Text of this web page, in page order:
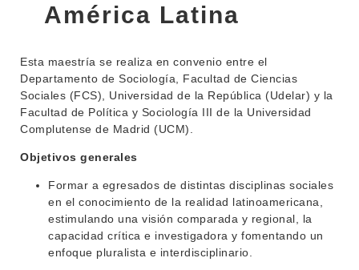
América Latina
Esta maestría se realiza en convenio entre el
Departamento de Sociología, Facultad de Ciencias
Sociales (FCS), Universidad de la República (Udelar) y la
Facultad de Política y Sociología III de la Universidad
Complutense de Madrid (UCM).
Objetivos generales
Formar a egresados de distintas disciplinas sociales
en el conocimiento de la realidad latinoamericana,
estimulando una visión comparada y regional, la
capacidad crítica e investigadora y fomentando un
enfoque pluralista e interdisciplinario.